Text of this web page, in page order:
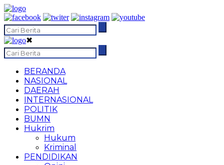
✖
BERANDA
NASIONAL
DAERAH
INTERNASIONAL
POLITIK
BUMN
Hukrim
Hukum
Kriminal
PENDIDIKAN